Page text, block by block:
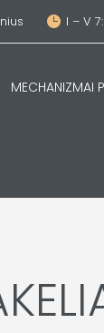
 I – V
MECHANIZMAI